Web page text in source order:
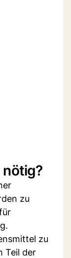
nötig?
zu
zu
Teil der